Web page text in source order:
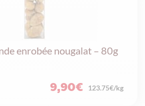
enrobée nougalat – 80g
9,90€ 123.75€/kg